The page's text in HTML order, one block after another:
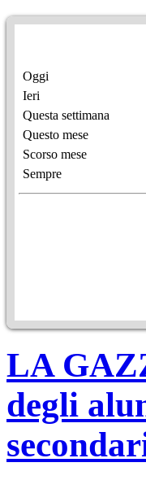
Oggi
Ieri
Questa settimana
Questo mese
Scorso mese
Sempre
LA
degli